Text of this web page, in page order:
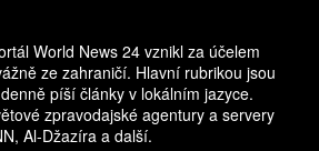
World News 24 vznikl za účelem
ze zahraničí. Hlavní rubrikou jsou
píší články v lokálním jazyce.
zpravodajské agentury a servery
Al-Džazíra a další.